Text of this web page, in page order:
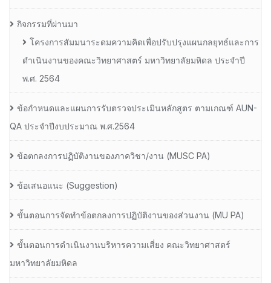
กิจกรรมที่ผ่านมา
โครงการสัมมนาระดมความคิดเพื่อปรับปรุงแผนกลยุทธ์และการ
ดำเนินงานของคณะวิทยาศาสตร์ มหาวิทยาลัยมหิดล ประจำปี
พ.ศ. 2564
ข้อกำหนดและแผนการรับตรวจประเมินหลักสูตร ตามเกณฑ์ AUN-
QA ประจำปีงบประมาณ พ.ศ.2564
ข้อตกลงการปฏิบัติงานของภาควิชา/งาน (MUSC PA)
ข้อเสนอแนะ (Suggestion)
ขั้นตอนการจัดทำข้อตกลงการปฏิบัติงานของส่วนงาน (MU PA)
ขั้นตอนการดำเนินงานบริหารความเสี่ยง คณะวิทยาศาสตร์
มหาวิทยาลัยมหิดล